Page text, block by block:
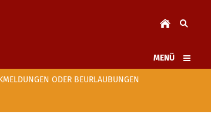
MENÜ
ODER BEURLAUBUNGEN